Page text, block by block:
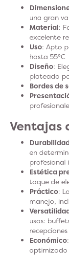
una gran
Material:
excelente
Uso: Apto
hasta 55°C
Diseño:
plateado
Bordes de
Ventajas
en
profesional
Estética
toque de
Práctico:
manejo,
usos:
Económico
optimizado